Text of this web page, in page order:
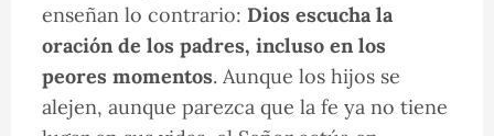
enseñan lo contrario: Dios escucha la
oración de los padres, incluso en los
peores momentos. Aunque los hijos se
alejen, aunque parezca que la fe ya no tiene